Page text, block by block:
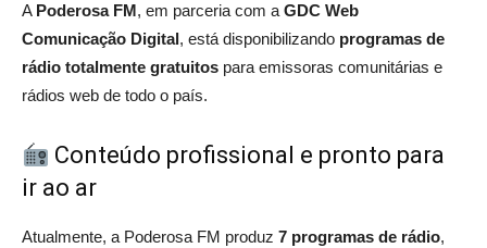
A Poderosa FM, em parceria com aGDC Web
Comunicação Digital, está disponibilizando programas de
rádio totalmente gratuitos para emissoras comunitárias e
rádios web de todo o país.
Conteúdo profissional e pronto para
ir ao ar
Atualmente, a Poderosa FM produz 7 programas de rádio,